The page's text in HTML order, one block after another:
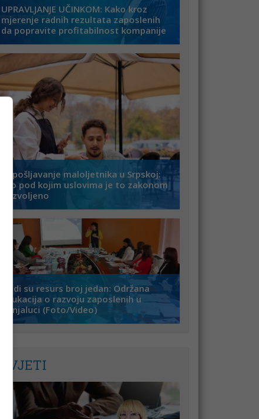
UPRAVLJANJE UČINKOM: Kako kroz
mjerenje radnih rezultata zaposlenih
da popravite profitabilnost kompanije
Zapošljavanje maloljetnika u Srpskoj:
Evo pod kojim uslovima je to zakonom
dozvoljeno
Ljudi su resurs broj jedan: Održana
edukacija o razvoju zaposlenih u
Banjaluci (Foto/Video)
SAVJETI